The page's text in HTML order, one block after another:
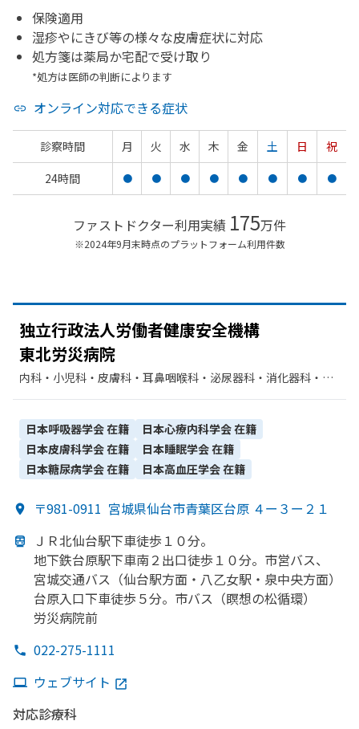
保険適用
湿疹やにきび等の様々な皮膚症状に対応
処方箋は薬局か宅配で受け取り
*処方は医師の判断によります
オンライン対応できる症状
診察時間 月 火 水 木 金 土 日
祝
24時間
● ● ● ● ● ● ● ●
ファストドクター利用実績 175万件
※2024年9月末時点のプラットフォーム利用件数
独立行政法人労働者健康安全機構
東北労災病院
内科・​小児科・​皮膚科・​耳鼻咽喉科・​泌尿器科・​消化器科・​呼
科・​リハビリテーション・​放射線科・​胃腸科・​緩和ケア・​麻酔
科・​歯科・​リウマチ科・​呼吸器外科・​脳神経外科・​臨床検査・
病理診断・​救急科
日本呼吸器学会在籍 日本心療内科学会在籍
日本皮膚科学会在籍 日本睡眠学会在籍
日本糖尿病学会在籍 日本高血圧学会在籍
〒981-0911 宮城県仙台市青葉区台原 ４ー３ー２１
ＪＲ北仙台駅下車徒歩１０分。
地下鉄台原駅下車南２出口徒歩１０分。 市営バス、
宮城交通バス （仙台駅方面・八乙女駅・泉中央方面）
台原入口下車徒歩５分。 市バス （瞑想の松循環）
労災病院前
022-275-1111
ウェブサイト
対応診療科